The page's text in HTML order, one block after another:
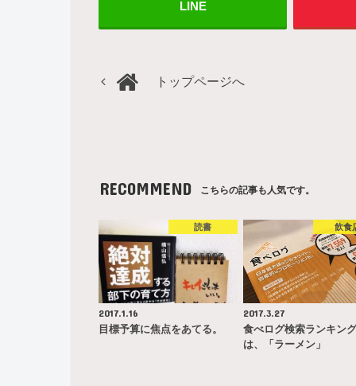
LINE
トップページへ
RECOMMEND こちらの記事も人気です。
読書
2017.1.16
目標予算に焦点をあてる。
飲食
2017.3.27
食べログ検索ランキン
は、「ラーメン」